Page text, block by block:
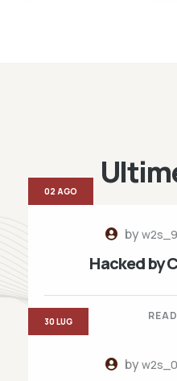
by
Hacked by
02 AGO
by
30 LUG